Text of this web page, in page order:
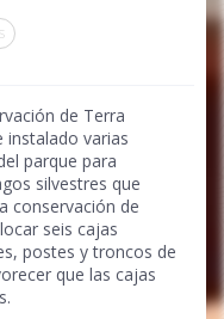
de Terra
varias
parque para
silvestres que
conservación de
seis cajas
postes y troncos de
que las cajas